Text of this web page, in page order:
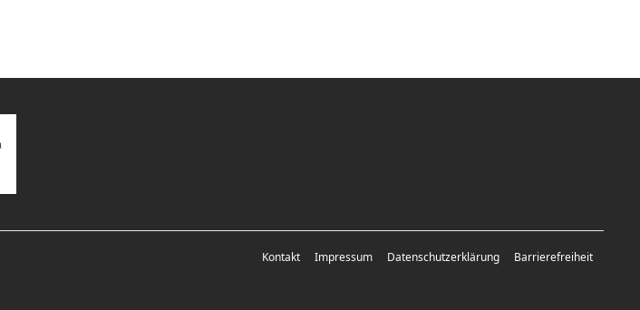
Kontakt Impressum Datenschutzerklärung Barrierefreiheit